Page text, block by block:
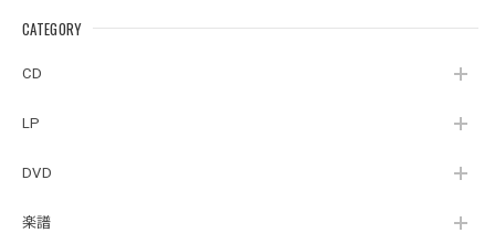
CATEGORY
CD
LP
DVD
楽譜
la Ribera』
（007RECORDS-27）